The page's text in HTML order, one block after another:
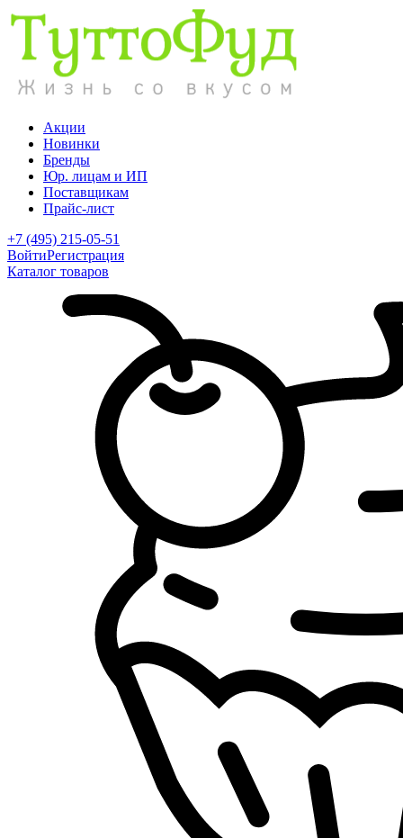
Акции
Новинки
Бренды
Юр. лицам и ИП
Поставщикам
Прайс-лист
+7 (495) 215-05-51
ВойтиРегистрация
Каталог товаров